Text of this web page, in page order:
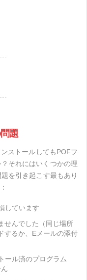
題
ストールしてもPOFフ
それにはいくつかの理
を引き起こす最もあり
しています
せんでした（同じ場所
するか、Eメールの添付
ール済のプログラム